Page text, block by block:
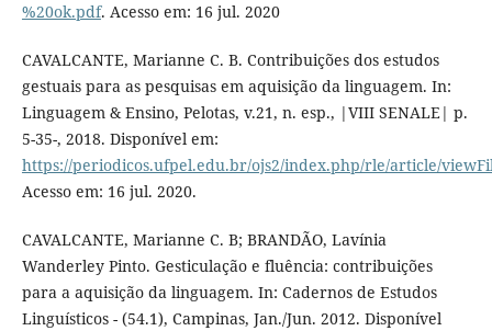
%20ok.pdf. Acesso em: 16 jul. 2020
CAVALCANTE, Marianne C. B. Contribuições dos estudos
gestuais para as pesquisas em aquisição da linguagem. In:
Linguagem & Ensino, Pelotas, v.21, n. esp., |VIII SENALE| p.
5-35-, 2018. Disponível em:
https://periodicos.ufpel.edu.br/ojs2/index.php/rle/article/
Acesso em: 16 jul. 2020.
CAVALCANTE, Marianne C. B; BRANDÃO, Lavínia
Wanderley Pinto. Gesticulação e fluência: contribuições
para a aquisição da linguagem. In: Cadernos de Estudos
Linguísticos - (54.1), Campinas, Jan./Jun. 2012. Disponível